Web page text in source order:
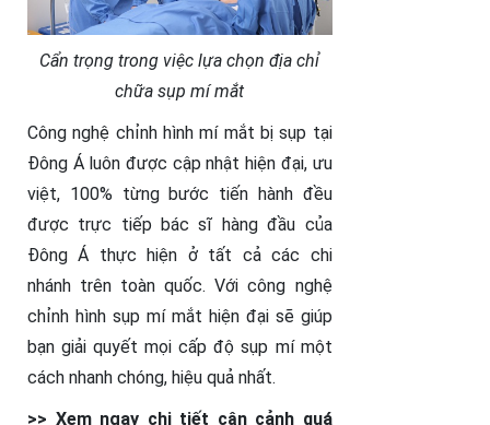
Cẩn trọng trong việc lựa chọn địa chỉ
chữa sụp mí mắt
Công nghệ chỉnh hình mí mắt bị sụp tại
Đông Á luôn được cập nhật hiện đại, ưu
việt, 100% từng bước tiến hành đều
được trực tiếp bác sĩ hàng đầu của
Đông Á thực hiện ở tất cả các chi
nhánh trên toàn quốc. Với công nghệ
chỉnh hình sụp mí mắt hiện đại sẽ giúp
bạn giải quyết mọi cấp độ sụp mí một
cách nhanh chóng, hiệu quả nhất.
>> Xem ngay chi tiết cận cảnh quá